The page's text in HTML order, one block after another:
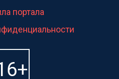
портала